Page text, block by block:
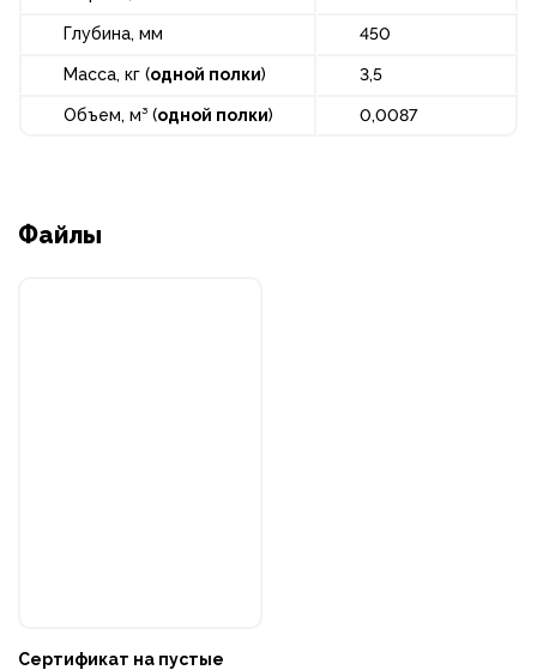
Глубина, мм 450
Масса, кг (одной полки) 3,5
Объем, м³ (одной полки) 0,0087
Файлы
Сертификат на пустые